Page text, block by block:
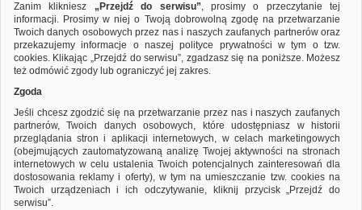
Archiwizacja dokumentów
Segregatory
A4/55mm, bordowy
Porównaj produkt: Segregator Q-CONNECT Hero z
Zanim klikniesz „Przejdź do serwisu”, prosimy o przeczytanie tej
informacji. Prosimy w niej o Twoją dobrowolną zgodę na przetwarzanie
Twoich danych osobowych przez nas i naszych zaufanych partnerów oraz
przekazujemy informacje o naszej polityce prywatności w tym o tzw.
cookies. Klikając „Przejdź do serwisu”, zgadzasz się na poniższe. Możesz
też odmówić zgody lub ograniczyć jej zakres.
Zgoda
Jeśli chcesz zgodzić się na przetwarzanie przez nas i naszych zaufanych
partnerów, Twoich danych osobowych, które udostępniasz w historii
przeglądania stron i aplikacji internetowych, w celach marketingowych
(obejmujących zautomatyzowaną analizę Twojej aktywności na stronach
internetowych w celu ustalenia Twoich potencjalnych zainteresowań dla
dostosowania reklamy i oferty), w tym na umieszczanie tzw. cookies na
Twoich urządzeniach i ich odczytywanie, kliknij przycisk „Przejdź do
serwisu”.